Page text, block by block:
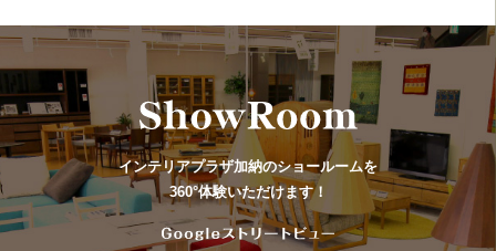
インテリアプラザ加納のショールームを
360°体験いただけます！